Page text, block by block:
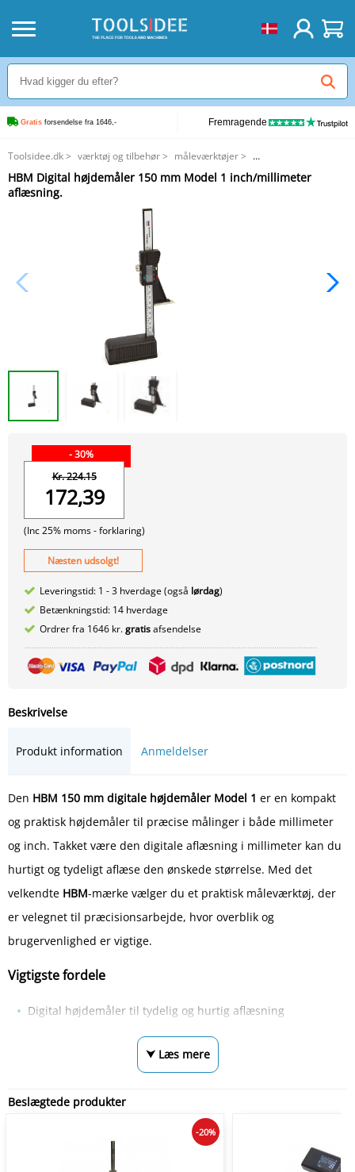
Gratis forsendelse fra 1646,- Fremragende
Toolsidee.dk> værktøj og tilbehør> måleværktøjer>
HBM Digital højdemåler 150 mm Model 1 inch/millimeter aflæsning.
HBM Digital højdemåler 150 mm Model 1 inch/millimeter
aflæsning.
- 30%
Kr. 224.15
172,39
(Inc 25% moms -forklaring)
Næsten udsolgt!
Leveringstid: 1 - 3 hverdage (også lørdag)
Betænkningstid: 14 hverdage
Ordrer fra 1646 kr.gratisafsendelse
Beskrivelse
Produkt information Anmeldelser
Den HBM 150 mm digitale højdemåler Model 1 er en kompakt
og praktisk højdemåler til præcise målinger i både millimeter
og inch. Takket være den digitale aflæsning i millimeter kan du
hurtigt og tydeligt aflæse den ønskede størrelse. Med det
velkendte HBM-mærke vælger du et praktisk måleværktøj, der
er velegnet til præcisionsarbejde, hvor overblik og
brugervenlighed er vigtige.
Vigtigste fordele
Digital højdemåler til tydelig og hurtig aflæsning
⮟ Læs mere
Beslægtede produkter
-20%